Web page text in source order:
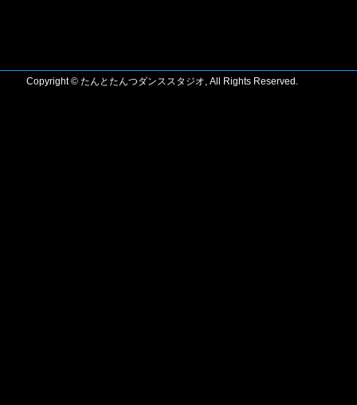
Copyright © たんとたんつダンススタジオ, All Rights Reserved.